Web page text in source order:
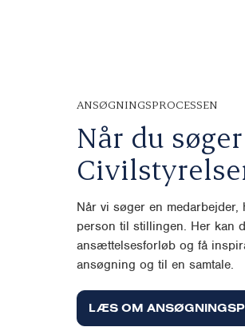
ANSØGNINGSPROCESSEN
Når du
Når vi søger en
person til stillingen. Her kan
ansættelsesforløb og få
ansøgning og til en samtale.
LÆS OM